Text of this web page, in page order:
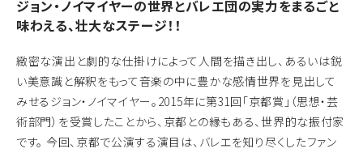
ジョン・ノイマイヤーの世界とバレエ団の実力をまるごと
味わえる、壮大なステージ！！
緻密な演出と劇的な仕掛けによって人間を描き出し、あるいは鋭
い美意識と解釈をもって音楽の中に豊かな感情世界を見出して
みせるジョン・ノイマイヤー。2015年に第31回「京都賞」（思想・芸
術部門）を受賞したことから、京都との縁もある、世界的な振付家
です。 今回、京都で公演する演目は、バレエを知り尽くしたファン